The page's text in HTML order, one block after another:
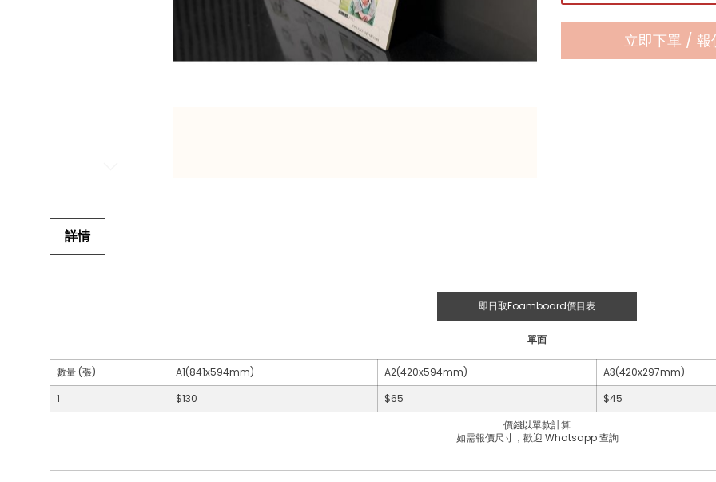
beginning
立即下單 / 報
詳情
即日取Foamboard價目表
單面
數量 (張) A1(841x594mm) A2(420x594mm)
A3(420x297mm)
1
$130 $65
$45
價錢以單款計算
如需報價尺寸，歡迎 Whatsapp 查詢